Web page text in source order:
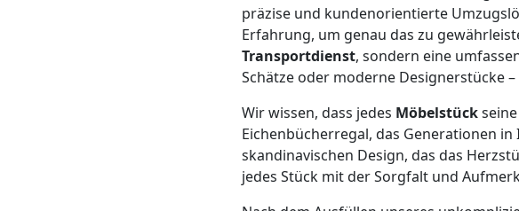
präzise und kundenorientierte
Erfahrung, um genau das zu
Transportdienst, sondern eine
Schätze oder moderne Designerstücke
Wir wissen, dass jedes Möbelstück
Eichenbücherregal, das Generationen
skandinavischen Design, das das
jedes Stück mit der Sorgfalt und